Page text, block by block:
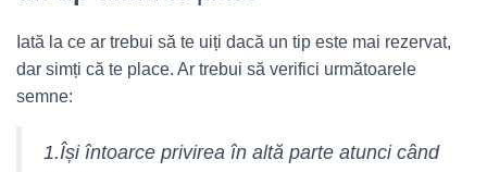
Iată la ce ar trebui să te uiți dacă un tip este mai rezervat,
dar simți că te place. Ar trebui să verifici următoarele
semne:
1.Își întoarce privirea în altă parte atunci când